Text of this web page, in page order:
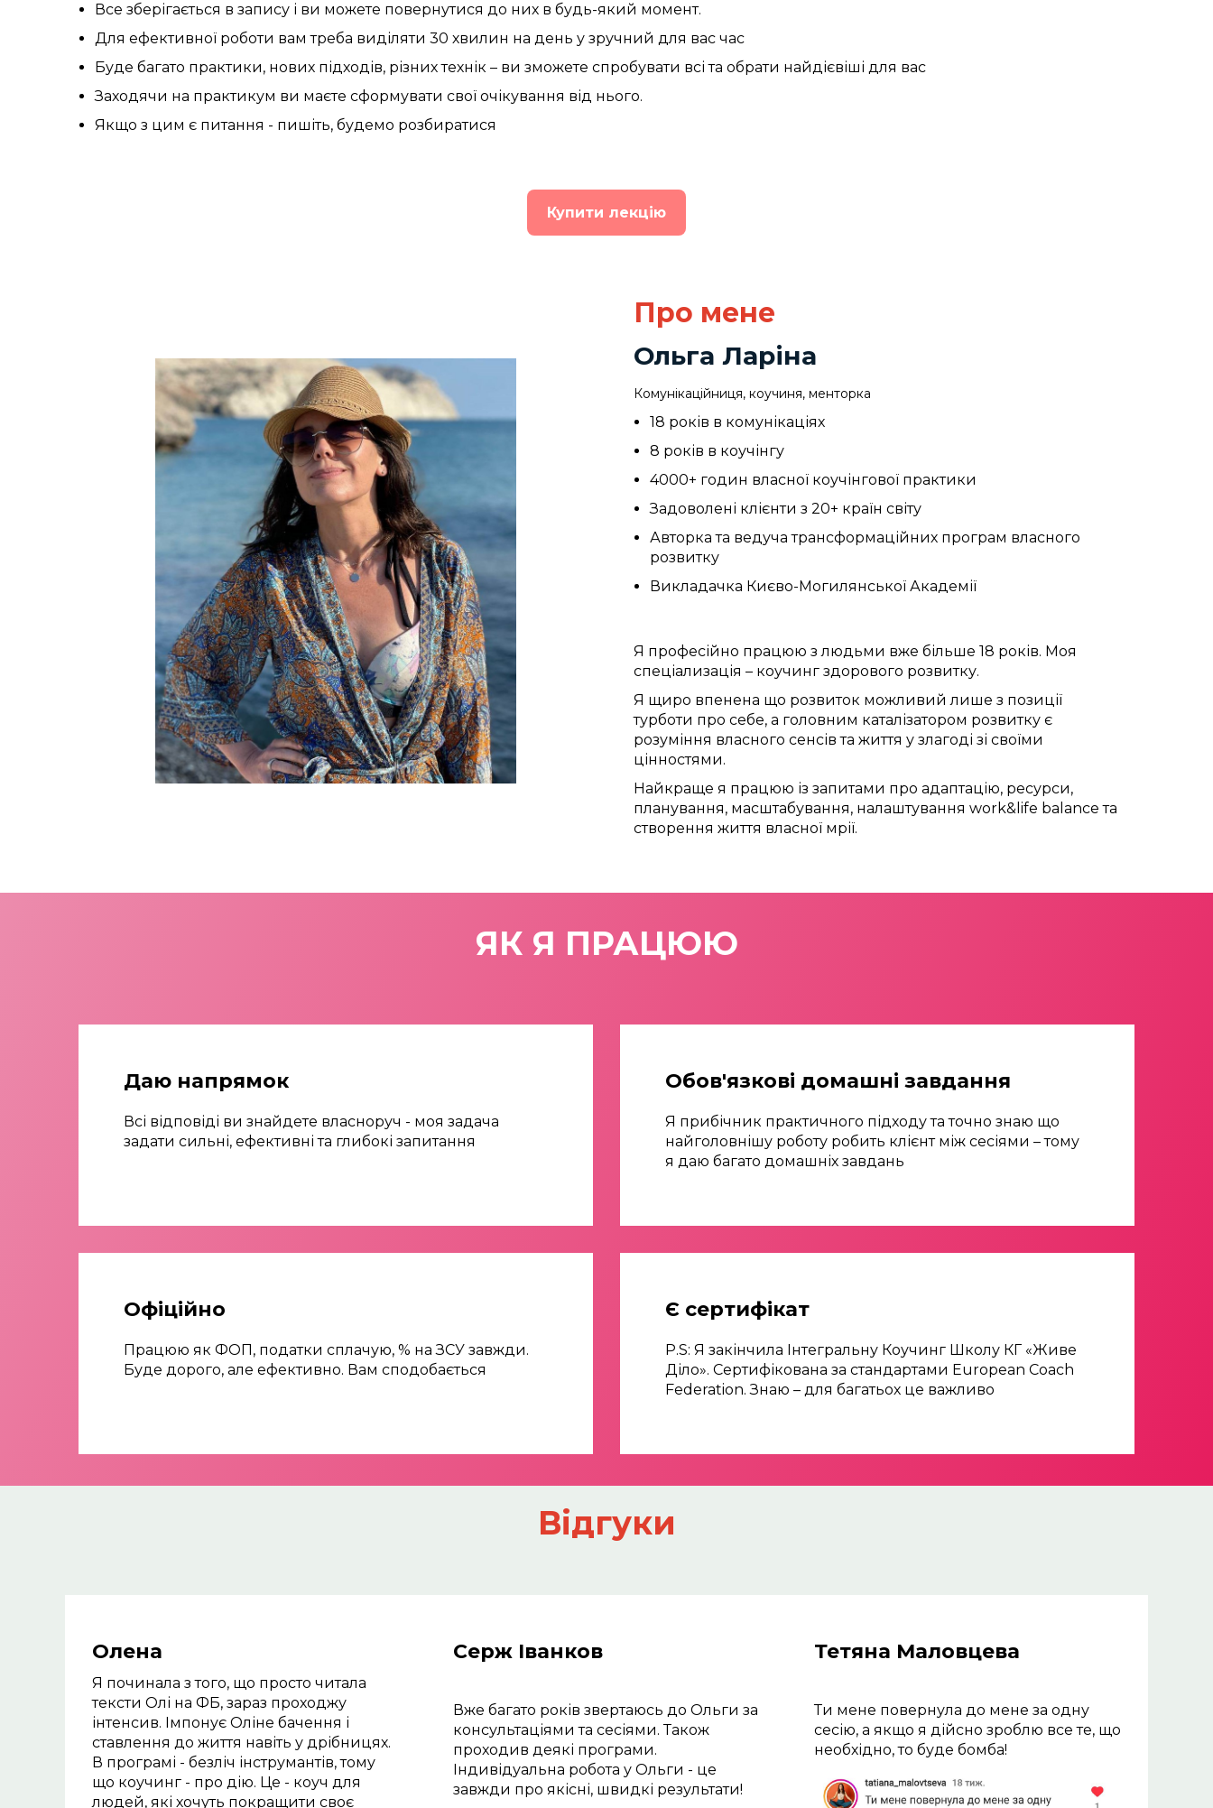
Все зберігається в запису і ви можете повернутися до них в будь-який момент.
Для ефективної роботи вам треба виділяти 30 хвилин на день у зручний для вас час
Буде багато практики, нових підходів, різних технік – ви зможете спробувати всі та обрати найдієвіші для вас
Заходячи на практикум ви маєте сформувати свої очікування від нього.
Якщо з цим є питання - пишіть, будемо розбиратися
Купити лекцію
Про мене
Ольга Ларіна
Комунікаційниця, коучиня, менторка
18 років в комунікаціях
8 років в коучінгу
4000+ годин власної коучінгової практики
Задоволені клієнти з 20+ країн світу
Авторка та ведуча трансформаційних програм власного
розвитку
Викладачка Києво-Могилянської Академії
Я професійно працюю з людьми вже більше 18 років. Моя
спеціализація – коучинг здорового розвитку.
Я щиро впенена що розвиток можливий лише з позиції
турботи про себе, а головним каталізатором розвитку є
розуміння власного сенсів та життя у злагоді зі своїми
цінностями.
Найкраще я працюю із запитами про адаптацію, ресурси,
планування, масштабування, налаштування work&life balance та
створення життя власної мрії.
ЯК Я ПРАЦЮЮ
Даю напрямок
Всі відповіді ви знайдете власноруч - моя задача
задати сильні, ефективні та глибокі запитання
Обов'язкові домашні завдання
Я прибічник практичного підходу та точно знаю що
найголовнішу роботу робить клієнт між сесіями – тому
я даю багато домашніх завдань
Офіційно
Працюю як ФОП, податки сплачую, % на ЗСУ завжди.
Буде дорого, але ефективно. Вам сподобається
Є сертифікат
P.S: Я закінчила Інтегральну Коучинг Школу КГ «Живе
Діло». Сертифікована за стандартами European Coach
Federation. Знаю – для багатьох це важливо
Відгуки
Олена
Я починала з того, що просто читала
тексти Олі на ФБ, зараз проходжу
інтенсив. Імпонує Оліне бачення і
ставлення до життя навіть у дрібницях.
В програмі - безліч інструмантів, тому
що коучинг - про дію. Це - коуч для
людей, які хочуть покращити своє
Серж Іванков
Вже багато років звертаюсь до Ольги за
консультаціями та сесіями. Також
проходив деякі програми.
Індивідуальна робота у Ольги - це
завжди про якісні, швидкі результати!
Тетяна Маловцева
Ти мене повернула до мене за одну
сесію, а якщо я дійсно зроблю все те, що
необхідно, то буде бомба!